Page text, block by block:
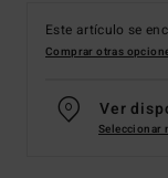
Este artículo se
Comprar otras
Ver
Seleccionar